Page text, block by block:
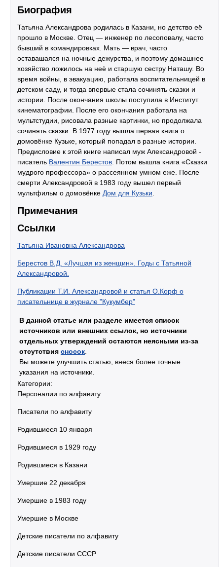
Биография
Татьяна Александрова родилась в Казани, но детство её
прошло в Москве. Отец — инженер по лесоповалу, часто
бывший в командировках. Мать — врач, часто
оставашаяся на ночные дежурства, и поэтому домашнее
хозяйство ложилось на неё и старшую сестру Наташу. Во
время войны, в эвакуацию, работала воспитательницей в
детском саду, и тогда впервые стала сочинять сказки и
истории. После окончания школы поступила в Институт
кинематографии. После его окончания работала на
мультстудии, рисовала разные картинки, но продолжала
сочинять сказки. В 1977 году вышла первая книга о
домовёнке Кузьке, который попадал в разные истории.
Предисловие к этой книге написал муж Александровой -
писатель Валентин Берестов . Потом вышла книга «Сказки
мудрого профессора» о рассеянном умном еже. После
смерти Александровой в 1983 году вышел первый
мультфильм о домовёнке Дом для Кузьки
Примечания
Ссылки
Татьяна Ивановна Александрова
Берестов В.Д. «Лучшая из женщин». Годы с Татьяной
Александровой.
Публикации Т.И. Александровой и статья О.Корф о
писательнице в журнале "Кукумбер"
В данной статье или разделе имеется список
источников или внешних ссылок, но источники
отдельных утверждений остаются неясными из-за
отсутствия сносок
Вы можете улучшить статью, внеся более точные
указания на источники.
Категории:
Персоналии по алфавиту
Писатели по алфавиту
Родившиеся 10 января
Родившиеся в 1929 году
Родившиеся в Казани
Умершие 22 декабря
Умершие в 1983 году
Умершие в Москве
Детские писатели по алфавиту
Детские писатели СССР